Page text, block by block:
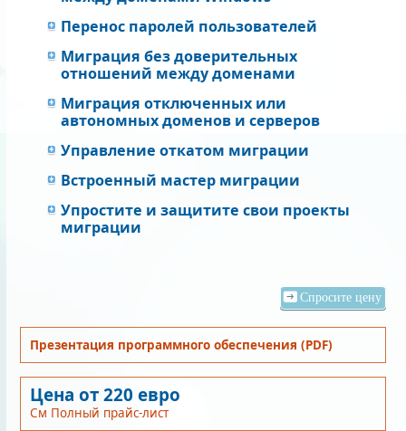
Перенос паролей пользователей
Миграция без доверительных
отношений между доменами
Миграция отключенных или
автономных доменов и серверов
Управление откатом миграции
Встроенный мастер миграции
Упростите и защитите свои проекты
миграции
Спросите цену
Презентация программного обеспечения (PDF)
Цена от 220 евро
См Полный прайс-лист